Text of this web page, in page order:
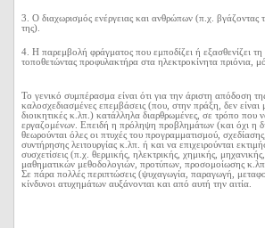
3. Ο διαχωρισμός ενέργειας και ανθρώπων (π.χ. βγάζοντας
της).
4. Η παρεμβολή φράγματος που εμποδίζει ή εξασθενίζει
τοποθετώντας προφυλακτήρα στα ηλεκτροκίνητα
Το γενικό συμπέρασμα είναι ότι για την άριστη απόδοση
καλοσχεδιασμένες επεμβάσεις (που, στην πράξη, δεν είναι
διοικητικές κ.λπ.) κατάλληλα διαρθρωμένες, σε τρόπο
εργαζομένων. Επειδή η πρόληψη προβλημάτων (και όχι η
θεωρούνται όλες οι πτυχές του προγραμματισμού,
συντήρησης λειτουργίας κ.λπ. ή και να επιχειρούνται
συσχετίσεις (π.χ. θερμικής, ηλεκτρικής, χημικής,
μαθηματικών μεθοδολογιών, προτύπων, προσομοίωσης
Σε πάρα πολλές περιπτώσεις (ψυχαγωγία, παραγωγή,
κίνδυνοι ατυχημάτων αυξάνονται και από αυτή την αιτία.